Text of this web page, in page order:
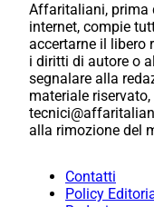
Affaritaliani, prima
internet, compie
accertarne il libero
i diritti di autore o
segnalare alla
materiale
alla rimozione del
Contatti
Policy